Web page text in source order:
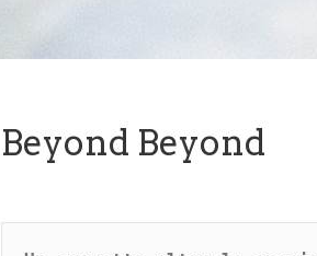
Beyond Beyond